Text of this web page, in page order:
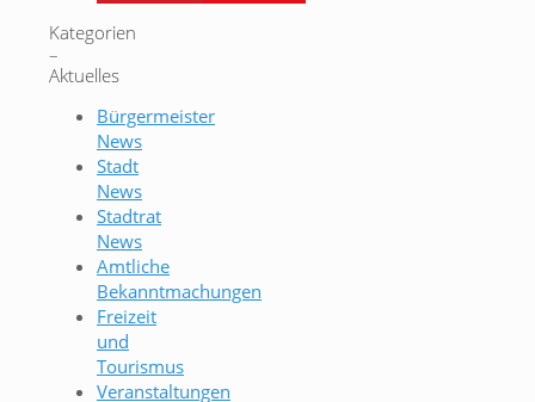
Kategorien
–
Aktuelles
Bürgermeister
News
Stadt
News
Stadtrat
News
Amtliche
Bekanntmachungen
Freizeit
und
Tourismus
Veranstaltungen